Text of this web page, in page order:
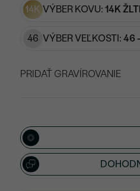
14K VÝBER KOVU: 14K
46 VÝBER VEĽKOSTI: 46
PRIDAŤ GRAVÍROVANIE
Napíšte iniciály/text
15/ 15 ZNAKOV